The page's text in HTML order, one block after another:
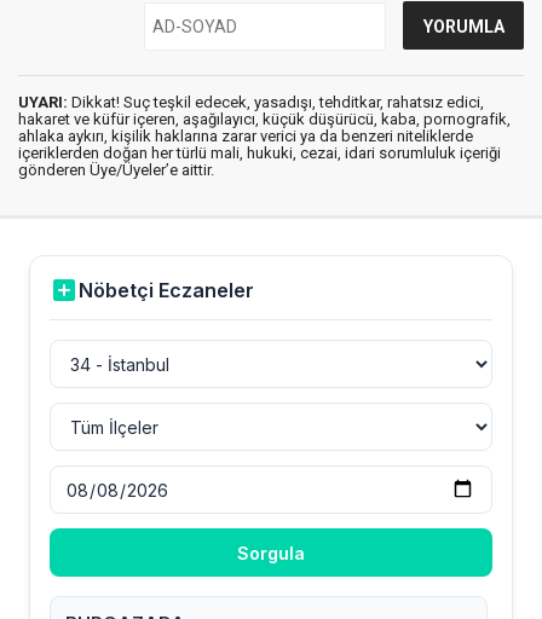
UYARI: Dikkat! Suç teşkil edecek, yasadışı, tehditkar, rahatsız edici,
hakaret ve küfür içeren, aşağılayıcı, küçük düşürücü, kaba, pornografik,
ahlaka aykırı, kişilik haklarına zarar verici ya da benzeri niteliklerde
içeriklerden doğan her türlü mali, hukuki, cezai, idari sorumluluk içeriği
gönderen Üye/Üyeler’e aittir.